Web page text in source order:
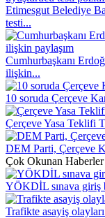
Etimesgut Belediye
testi...
Cumhurbaşkanı
ilişkin...
10 soruda Çerçeve
Çerçeve Yasa Teklifi
DEM Parti, Çerçeve
Çok Okunan Haberler
YÖKDİL sınava giriş
Trafikte asayiş olayları